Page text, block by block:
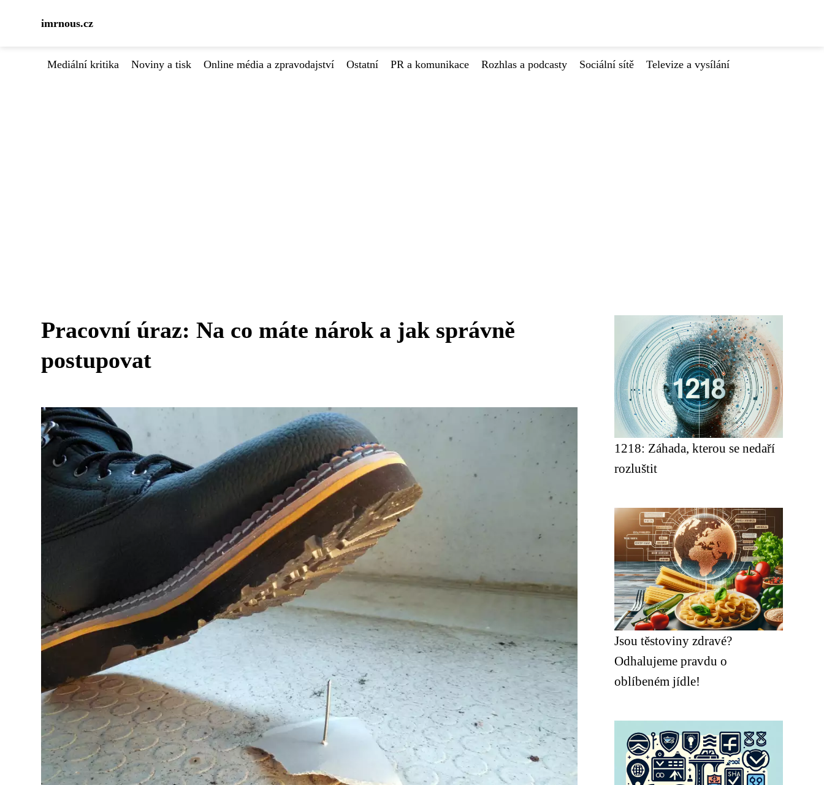
imrnous.cz
Mediální kritika Noviny a tisk Online média a zpravodajství Ostatní PR a komunikace Rozhlas a podcasty Sociální sítě Televize a vysílání
Pracovní úraz: Na co máte nárok a jak správně
postupovat
1218: Záhada, kterou se nedaří
rozluštit
Jsou těstoviny zdravé?
Odhalujeme pravdu o
oblíbeném jídle!